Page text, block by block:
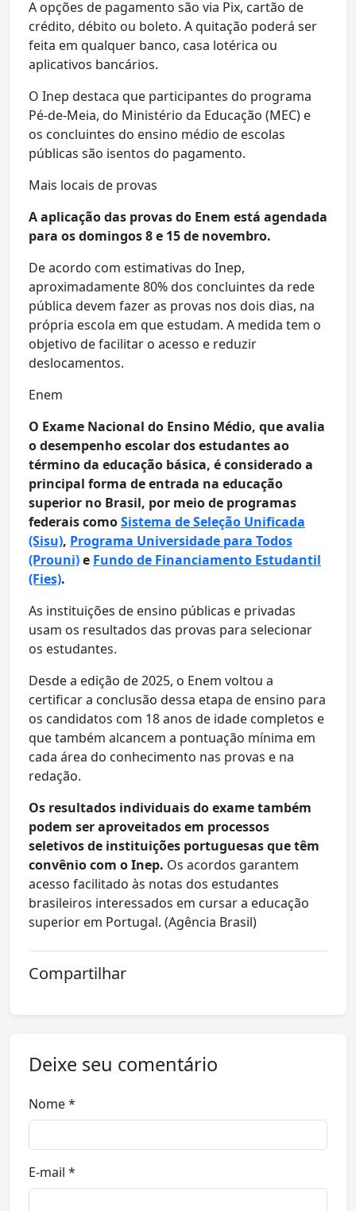
A opções de pagamento são via Pix, cartão de
crédito, débito ou boleto. A quitação poderá ser
feita em qualquer banco, casa lotérica ou
aplicativos bancários.
O Inep destaca que participantes do programa
Pé-de-Meia, do Ministério da Educação (MEC) e
os concluintes do ensino médio de escolas
públicas são isentos do pagamento.
Mais locais de provas
A aplicação das provas do Enem está agendada
para os domingos 8 e 15 de novembro.
De acordo com estimativas do Inep,
aproximadamente 80% dos concluintes da rede
pública devem fazer as provas nos dois dias, na
própria escola em que estudam. A medida tem o
objetivo de facilitar o acesso e reduzir
deslocamentos.
Enem
O Exame Nacional do Ensino Médio, que avalia
o desempenho escolar dos estudantes ao
término da educação básica, é considerado a
principal forma de entrada na educação
superior no Brasil, por meio de programas
federais comoSistema de Seleção Unificada
(Sisu), Programa Universidade para Todos
(Prouni)e Fundo de Financiamento Estudantil
(Fies).
As instituições de ensino públicas e privadas
usam os resultados das provas para selecionar
os estudantes.
Desde a edição de 2025, o Enem voltou a
certificar a conclusão dessa etapa de ensino para
os candidatos com 18 anos de idade completos e
que também alcancem a pontuação mínima em
cada área do conhecimento nas provas e na
redação.
Os resultados individuais do exame também
podem ser aproveitados em processos
seletivos de instituições portuguesas que têm
convênio com o Inep. Os acordos garantem
acesso facilitado às notas dos estudantes
brasileiros interessados em cursar a educação
superior em Portugal. (Agência Brasil)
Compartilhar
Deixe seu comentário
Nome *
E-mail *